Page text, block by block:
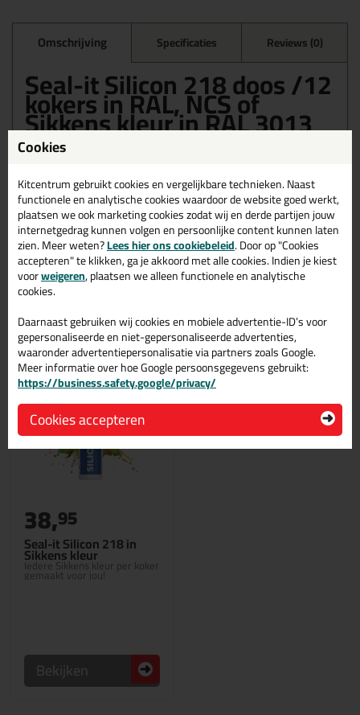
Omschrijving Specificaties Reviews (0)
Seal-it Silicon 218 doos /12
kokers in RAL, NCS of
Sikkens kleur in RAL 3013
Bestel de Seal-it Silicon 218 doos /12 kokers in RAL, NCS of
morgen in huis.
Wil je meer weten over de toepassing en kenmerken van dit
product?Lees alles over dit product >
Gerelateerde producten
Seal-it Silicon 218 in
Sikkens kleur
Iedere Sikkens kleur per koker
gemaakt voor jou!
38,95
Bekijken
Cookies
Kitcentrum gebruikt cookies en vergelijkbare technieken. Naast
functionele en analytische cookies waardoor de website goed werkt,
plaatsen we ook marketing cookies zodat wij en derde partijen jouw
internetgedrag kunnen volgen en persoonlijke content kunnen laten
zien. Meer weten?Lees hier ons cookiebeleid. Door op "Cookies
accepteren" te klikken, ga je akkoord met alle cookies. Indien je kiest
voorweigeren, plaatsen we alleen functionele en analytische
cookies.
Daarnaast gebruiken wij cookies en mobiele advertentie-ID’s voor
gepersonaliseerde en niet-gepersonaliseerde advertenties,
waaronder advertentiepersonalisatie via partners zoals Google.
Meer informatie over hoe Google persoonsgegevens gebruikt:
https://business.safety.google/privacy/
Cookies accepteren